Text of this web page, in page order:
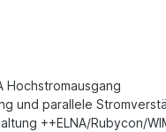
Hochstromausgang
und parallele
++ELNA/Rubycon/